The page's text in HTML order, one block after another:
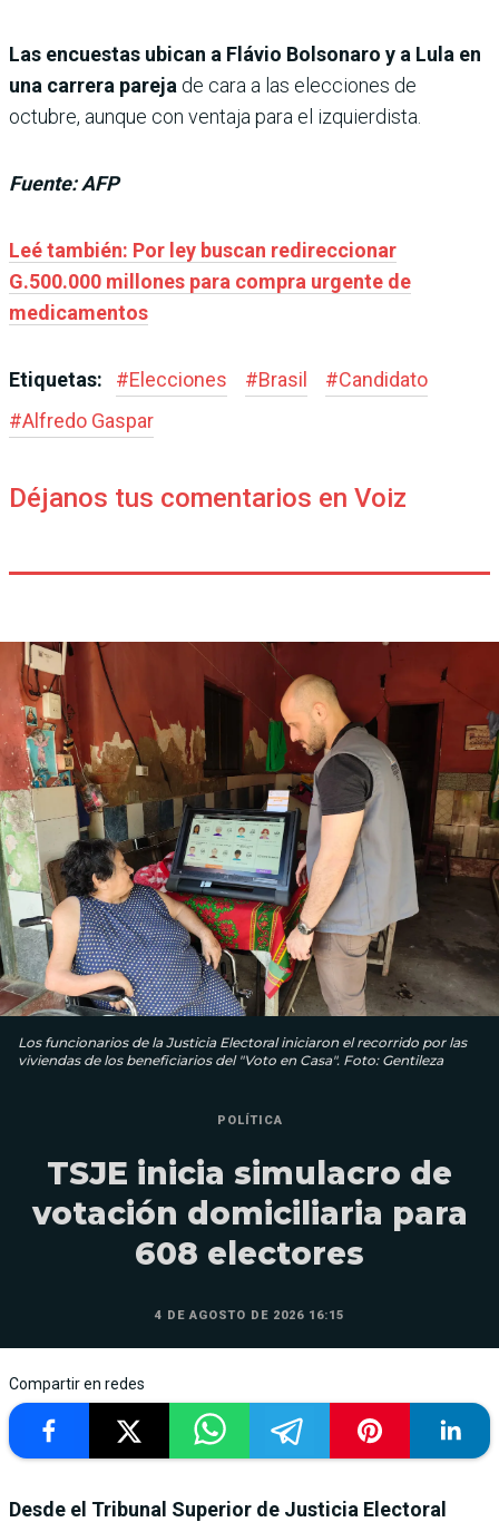
Las encuestas ubican a Flávio Bolsonaro y a Lula en
una carrera pareja de cara a las elecciones de
octubre, aunque con ventaja para el izquierdista.
Fuente: AFP
Leé también: Por ley buscan redireccionar
G.500.000 millones para compra urgente de
medicamentos
Etiquetas: #Elecciones #Brasil #Candidato
#Alfredo Gaspar
Déjanos tus comentarios en Voiz
Los funcionarios de la Justicia Electoral iniciaron el recorrido por las
viviendas de los beneficiarios del "Voto en Casa". Foto: Gentileza
POLÍTICA
TSJE inicia simulacro de
votación domiciliaria para
608 electores
4 DE AGOSTO DE 2026 16:15
Compartir en redes
Desde el Tribunal Superior de Justicia Electoral